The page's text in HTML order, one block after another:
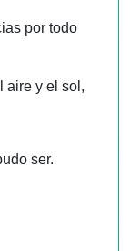
por todo
aire y el sol,
ser.